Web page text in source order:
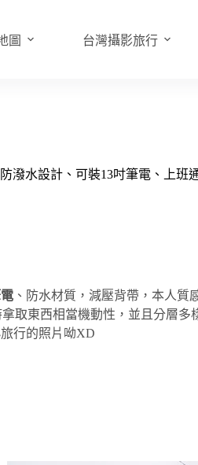
圖 台灣攝影旅行
潑水設計、可裝13吋筆電、上班
、防水材質，減壓背帶，本人
取東西相當機動性，並且分層
行的照片呦XD